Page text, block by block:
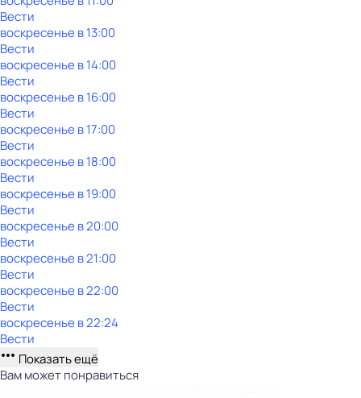
Вести
воскресенье в13:00
Вести
воскресенье в14:00
Вести
воскресенье в16:00
Вести
воскресенье в17:00
Вести
воскресенье в18:00
Вести
воскресенье в19:00
Вести
воскресенье в20:00
Вести
воскресенье в21:00
Вести
воскресенье в22:00
Вести
воскресенье в22:24
Вести
Показать ещё
Вам может понравиться